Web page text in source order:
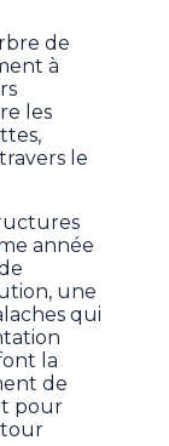
de
à
les
le
année
une
qui
la
de
pour